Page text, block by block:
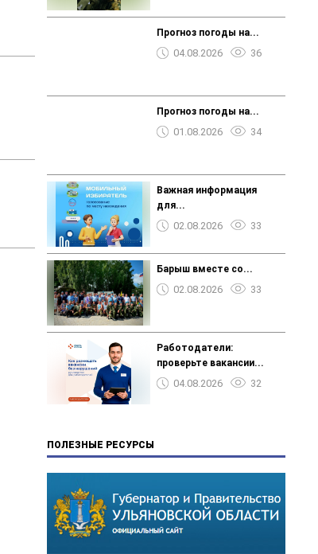
Прогноз погоды на...
04.08.2026 36
Прогноз погоды на...
01.08.2026 34
Важная информация
для...
02.08.2026 33
Барыш вместе со...
02.08.2026 33
️️️Работодатели:
проверьте вакансии...
04.08.2026 32
ПОЛЕЗНЫЕ РЕСУРСЫ